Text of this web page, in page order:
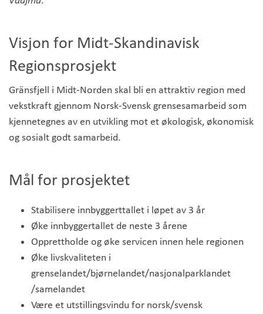
Visjon for Midt-Skandinavisk
Regionsprosjekt
Gränsfjell i Midt-Norden skal bli en attraktiv region med
vekstkraft gjennom Norsk-Svensk grensesamarbeid som
kjennetegnes av en utvikling mot et økologisk, økonomisk
og sosialt godt samarbeid.
Mål for prosjektet
Stabilisere innbyggerttallet i løpet av 3 år
Øke innbyggertallet de neste 3 årene
Opprettholde og øke servicen innen hele regionen
Øke livskvaliteten i
grenselandet/bjørnelandet/nasjonalparklandet
/samelandet
Være et utstillingsvindu for norsk/svensk